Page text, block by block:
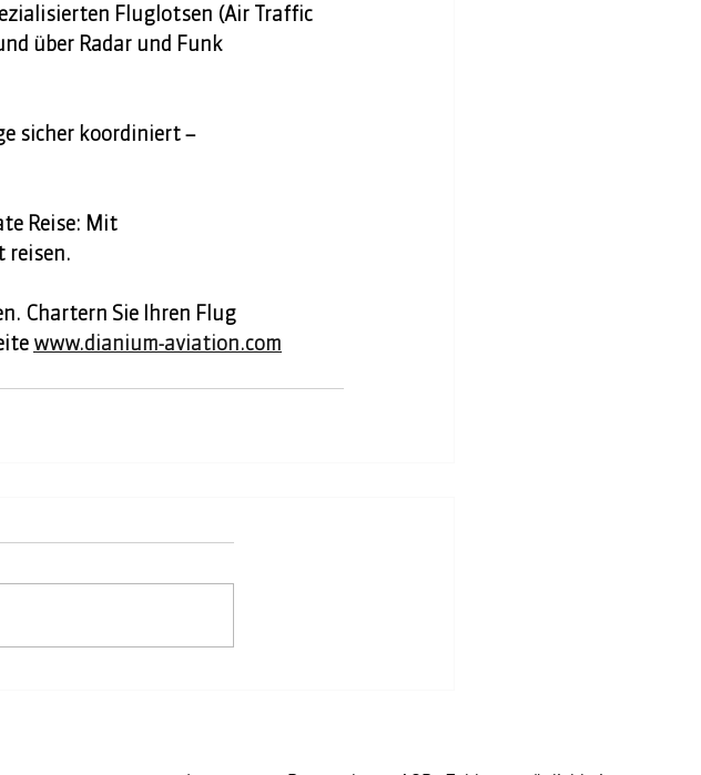
Fluglotsen (Air Traffic
über Radar und Funk
sicher koordiniert –
Reise: Mit
reisen.
Chartern Sie Ihren Flug
www.dianium-aviation.com